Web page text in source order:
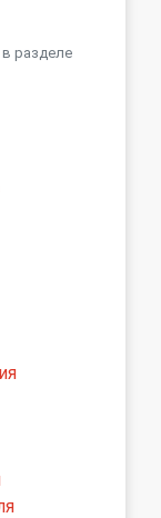
в разделе